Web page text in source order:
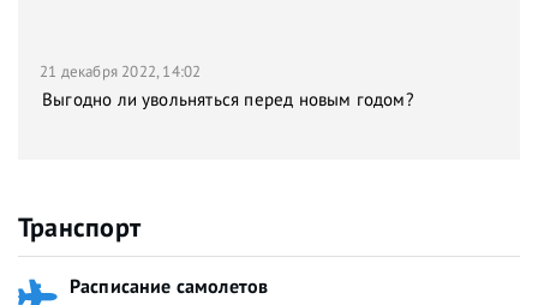
21 декабря 2022, 14:02
Выгодно ли увольняться перед новым годом?
Транспорт
Расписание самолетов